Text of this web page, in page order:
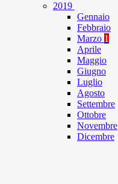
2019
Gennaio
Febbraio
Marzo 1
Aprile
Maggio
Giugno
Luglio
Agosto
Settembre
Ottobre
Novembre
Dicembre